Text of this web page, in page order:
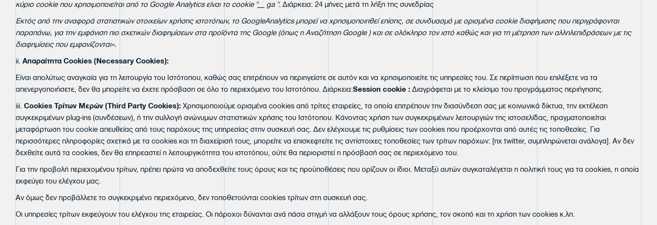
κύριο cookie που χρησιμοποιείται από το Google Analytics είναι το cookie "__ ga ". Διάρκεια: 24 μήνες μετά τη λήξη της συνεδρίας
Εκτός από την αναφορά στατιστικών στοιχείων χρήσης ιστοτόπων, το GoogleAnalytics μπορεί να χρησιμοποιηθεί επίσης, σε συνδυασμό με ορισμένα cookie διαφήμισης που περιγράφονται
παραπάνω, για την εμφάνιση πιο σχετικών διαφημίσεων στα προϊόντα της Google (όπως η Αναζήτηση Google ) και σε ολόκληρο τον ιστό καθώς και για τη μέτρηση των αλληλεπιδράσεων με τις
διαφημίσεις που εμφανίζονται».
ii. Απαραίτητα Cookies (Necessary Cookies):
Είναι απολύτως αναγκαία για τη λειτουργία του Ιστότοπου, καθώς σας επιτρέπουν να περιηγείστε σε αυτόν και να χρησιμοποιείτε τις υπηρεσίες του. Σε περίπτωση που επιλέξετε να τα
απενεργοποιήσετε, δεν θα μπορείτε να έχετε πρόσβαση σε όλο το περιεχόμενο του Ιστοτόπου. Διάρκεια:Session cookie : Διαγράφεται με το κλείσιμο του προγράμματος περιήγησης.
iii. Cookies Τρίτων Μερών (Third Party Cookies): Χρησιμοποιούμε ορισμένα cookies από τρίτες εταιρείες, τα οποία επιτρέπουν την διασύνδεση σας με κοινωνικά δίκτυα, την εκτέλεση
συγκεκριμένων plug-ins (συνδέσεων), ή την συλλογή ανώνυμων στατιστικών χρήσης του Ιστότοπου. Κάνοντας χρήση των συγκεκριμένων λειτουργιών της ιστοσελίδας, πραγματοποιείται
μεταφόρτωση του cookie απευθείας από τους παρόχους της υπηρεσίας στην συσκευή σας. Δεν ελέγχουμε τις ρυθμίσεις των cookies που προέρχονται από αυτές τις τοποθεσίες. Για
περισσότερες πληροφορίες σχετικά με τα cookies και τη διαχείρισή τους, μπορείτε να επισκεφτείτε τις αντίστοιχες τοποθεσίες των τρίτων παρόχων: [πχ twitter, συμπληρώνεται ανάλογα]. Αν δεν
δεχθείτε αυτά τα cookies, δεν θα επηρεαστεί η λειτουργικότητα του ιστοτόπου, ούτε θα περιοριστεί η πρόσβασή σας σε περιεχόμενο του.
Για την προβολή περιεχομένου τρίτων, πρέπει πρώτα να αποδεχθείτε τους όρους και τις προϋποθέσεις που ορίζουν οι ίδιοι. Μεταξύ αυτών συγκαταλέγεται η πολιτική τους για τα cookies, η οποία
εκφεύγει του ελέγχου μας.
Αν όμως δεν προβάλλετε το συγκεκριμένο περιεχόμενο, δεν τοποθετούνται cookies τρίτων στη συσκευή σας.
Οι υπηρεσίες τρίτων εκφεύγουν του ελέγχου της εταιρείας. Οι πάροχοι δύνανται ανά πάσα στιγμή να αλλάξουν τους όρους χρήσης, τον σκοπό και τη χρήση των cookies κ.λπ.